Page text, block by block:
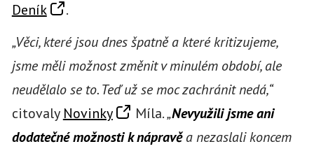
Deník
.
„Věci, které jsou dnes špatně a které kritizujeme,
jsme měli možnost změnit v minulém období, ale
neudělalo se to. Teď už se moc zachránit nedá,“
citovaly Novinky Míla.„Nevyužili jsme ani
dodatečné možnosti k nápravěa nezaslali koncem